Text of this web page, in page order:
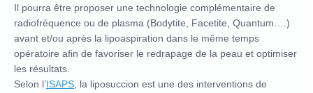
Il pourra être proposer une technologie complémentaire de
radiofréquence ou de plasma (Bodytite, Facetite, Quantum….)
avant et/ou après la lipoaspiration dans le même temps
opératoire afin de favoriser le redrapage de la peau et optimiser
les résultats.
Selon l’ISAPS, la liposuccion est une des interventions de